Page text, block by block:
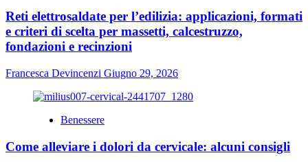
Reti elettrosaldate per l’edilizia: applicazioni, formati
e criteri di scelta per massetti, calcestruzzo,
fondazioni e recinzioni
Francesca Devincenzi Giugno 29, 2026
Benessere
Come alleviare i dolori da cervicale: alcuni consigli